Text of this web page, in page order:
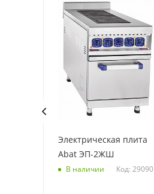
Электрическая плита
Abat ЭП-2ЖШ
В наличии Код: 29090